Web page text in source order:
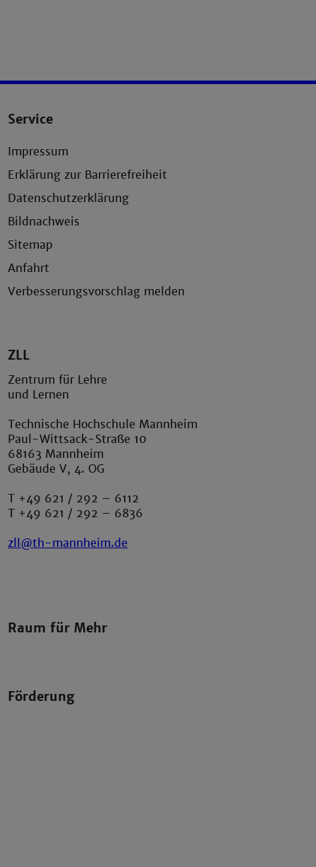
Service
Impressum
Erklärung zur Barrierefreiheit
Datenschutzerklärung
Bildnachweis
Sitemap
Anfahrt
Verbesserungsvorschlag melden
ZLL
Zentrum für Lehre
und Lernen
Technische Hochschule Mannheim
Paul-Wittsack-Straße 10
68163 Mannheim
Gebäude V, 4. OG
T +49 621 / 292 – 6112
T +49 621 / 292 – 6836
zll@th-mannheim.de
Raum für Mehr
Förderung